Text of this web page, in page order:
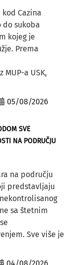
Cazina
do sukoba
kojeg je
Prema
a USK,
05/08/2026
SVE
NA PODRUČJU
na području
predstavljaju
sa štetnim
Sve više je
04/08/2026